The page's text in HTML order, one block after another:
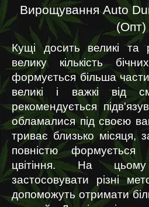
Вирощування Auto
(Опт)
Кущі досить великі та
велику кількість
формується більша
великі і важкі від
рекомендується
обламалися під своєю
триває близько місяця,
повністю
цвітіння. На
застосовувати різні
допоможуть отримати